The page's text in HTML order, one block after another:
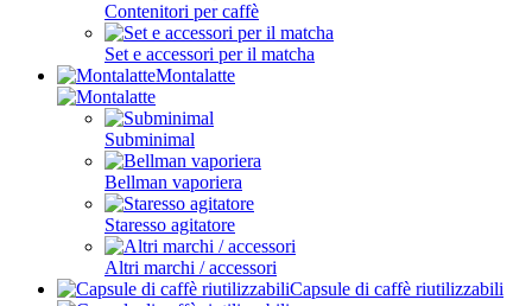
Contenitori per caffè
Set e accessori per il matcha
Montalatte
Subminimal
Bellman vaporiera
Staresso agitatore
Altri marchi / accessori
Capsule di caffè riutilizzabili